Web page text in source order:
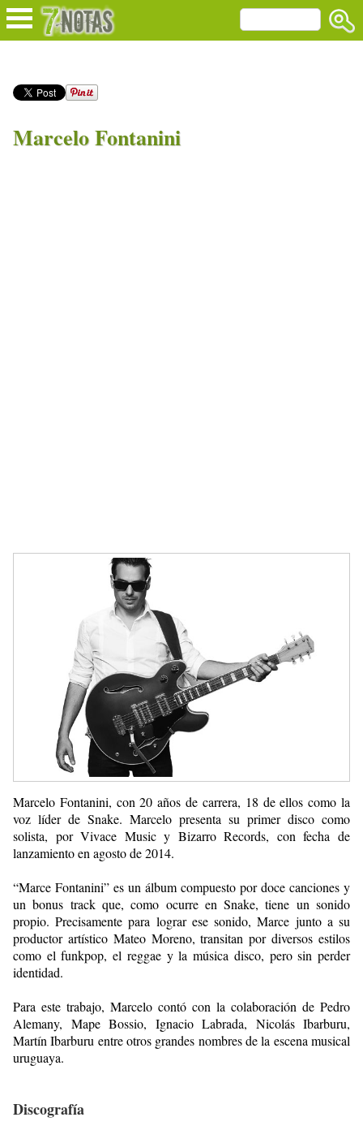
Marcelo Fontanini
Marcelo Fontanini, con 20 años de carrera, 18 de ellos como la
voz líder de Snake. Marcelo presenta su primer disco como
solista, por Vivace Music y Bizarro Records, con fecha de
lanzamiento en agosto de 2014.
“Marce Fontanini” es un álbum compuesto por doce canciones y
un bonus track que, como ocurre en Snake, tiene un sonido
propio. Precisamente para lograr ese sonido, Marce junto a su
productor artístico Mateo Moreno, transitan por diversos estilos
como el funkpop, el reggae y la música disco, pero sin perder
identidad.
Para este trabajo, Marcelo contó con la colaboración de Pedro
Alemany, Mape Bossio, Ignacio Labrada, Nicolás Ibarburu,
Martín Ibarburu entre otros grandes nombres de la escena musical
uruguaya.
Discografía